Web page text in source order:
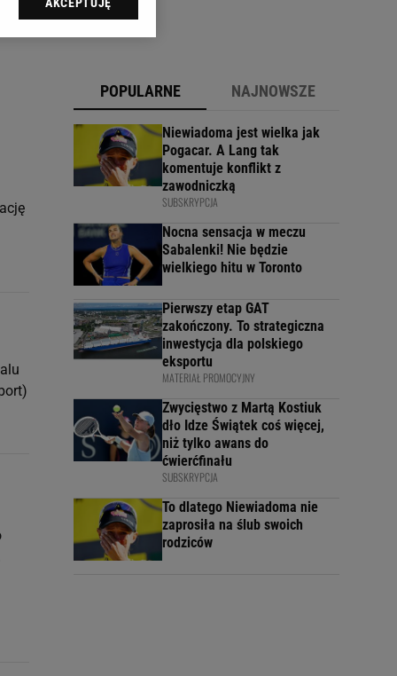
POPULARNE NAJNOWSZE
Niewiadoma jest wielka jak
Pogacar. A Lang tak
komentuje konflikt z
zawodniczką
SUBSKRYPCJA
Nocna sensacja w meczu
Sabalenki! Nie będzie
wielkiego hitu w Toronto
Pierwszy etap GAT
zakończony. To strategiczna
inwestycja dla polskiego
eksportu
MATERIAŁ PROMOCYJNY
Zwycięstwo z Martą Kostiuk
dło Idze Świątek coś więcej,
niż tylko awans do
ćwierćfinału
SUBSKRYPCJA
To dlatego Niewiadoma nie
zaprosiła na ślub swoich
rodziców
sp. z o.o., jej
swoje preferencje
celów identyfikacji.
reklam i treści,